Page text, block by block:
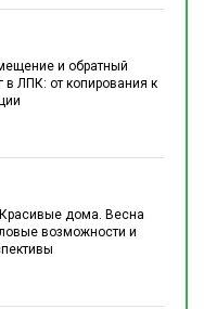
и обратный
в ЛПК: от копирования к
дома. Весна
возможности и